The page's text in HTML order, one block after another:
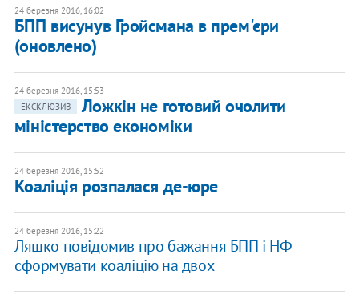
24 березня 2016, 16:02
БПП висунув Гройсмана в прем'єри
(оновлено)
24 березня 2016, 15:53
ЕКСКЛЮЗИВ
Ложкін не готовий очолити
міністерство економіки
24 березня 2016, 15:52
Коаліція розпалася де-юре
24 березня 2016, 15:22
Ляшко повідомив про бажання БПП і НФ
сформувати коаліцію на двох